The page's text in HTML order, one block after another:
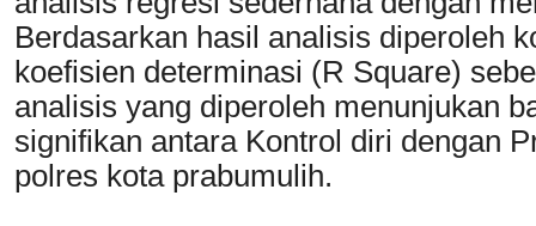
Berdasarkan hasil analisis diperoleh
koefisien determinasi (R Square)
analisis yang diperoleh menunjukan
signifikan antara Kontrol diri dengan
polres kota prabumulih.